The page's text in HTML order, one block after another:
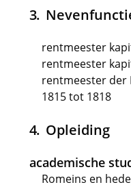
rentmeester
rentmeester
rentmeester der
1815 tot 1818
Opleiding
academische
Romeins en